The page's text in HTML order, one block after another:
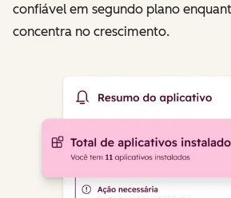
confiável em segundo plano
concentra no crescimento.